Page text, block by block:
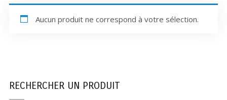
Aucun produit ne correspond à votre sélection.
RECHERCHER UN PRODUIT